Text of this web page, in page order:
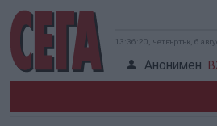
13:36:21, четвъртък, 6
Анонимен